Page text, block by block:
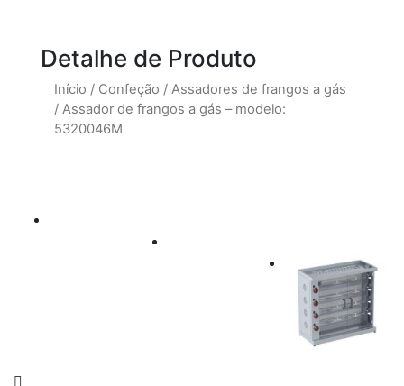
Detalhe de Produto
Início / Confeção / Assadores de frangos a gás
/ Assador de frangos a gás – modelo:
5320046M